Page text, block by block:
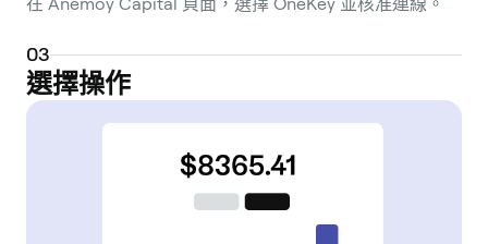
03
選擇操作